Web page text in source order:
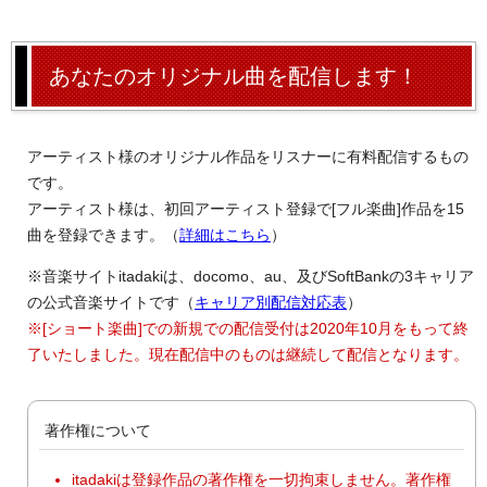
あなたのオリジナル曲を配信します！
アーティスト様のオリジナル作品をリスナーに有料配信するもの
です。
アーティスト様は、初回アーティスト登録で[フル楽曲]作品を15
曲を登録できます。（詳細はこちら ）
※音楽サイトitadakiは、docomo、au、及びSoftBankの3キャリア
の公式音楽サイトです（キャリア別配信対応表）
※[ショート楽曲]での新規での配信受付は2020年10月をもって終
了いたしました。現在配信中のものは継続して配信となります。
著作権について
itadakiは登録作品の著作権を一切拘束しません。著作権